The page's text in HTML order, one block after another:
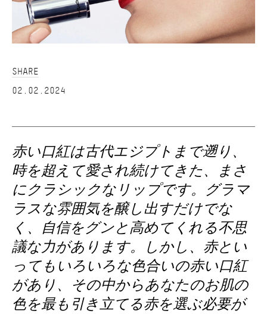
SHARE
02.02.2024
赤い口紅は古代エジプトまで遡り、
時を超えて愛され続けてきた、まさ
にクラシックなリップです。グラマ
ラスな雰囲気を醸し出すだけでな
く、自信をグンと高めてくれる不思
議な力があります。しかし、赤とい
ってもいろいろな色合いの赤い口紅
があり、その中からあなたのお肌の
色を最も引き立てる赤を選ぶ必要が